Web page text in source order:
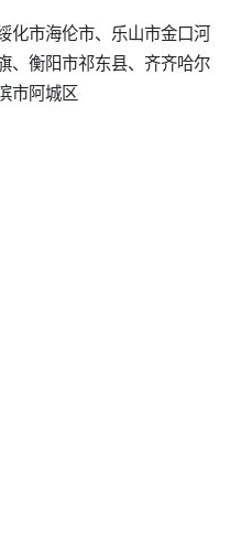
化市海伦市、乐山市金口河
、衡阳市祁东县、齐齐哈尔
市阿城区